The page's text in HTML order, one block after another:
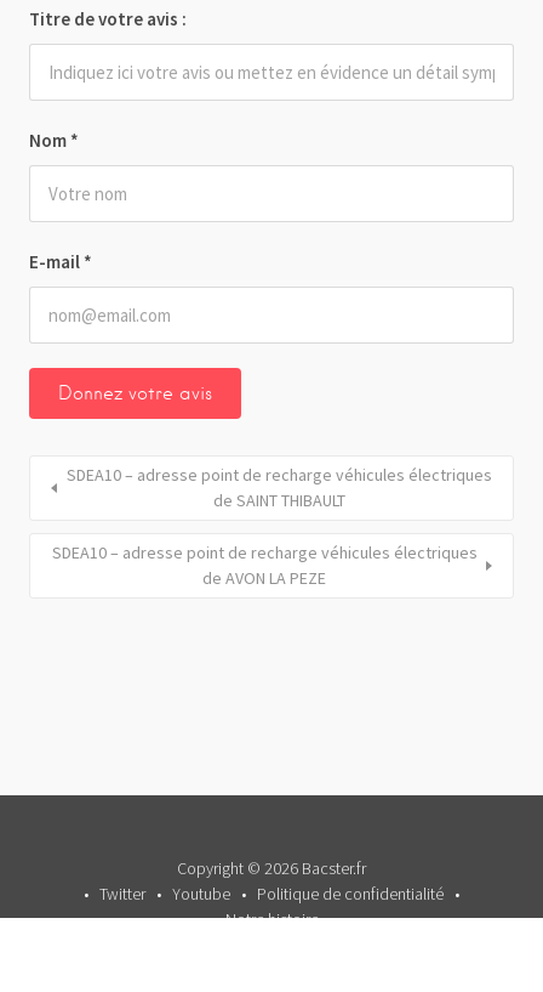
Nom *
E-mail *
Titre de votre avis :
SDEA10 – adresse point de recharge véhicules électriques
de SAINT THIBAULT
SDEA10 – adresse point de recharge véhicules électriques
de AVON LA PEZE
Copyright © 2026 Bacster.fr
Twitter
Youtube
Politique de confidentialité
Notre histoire